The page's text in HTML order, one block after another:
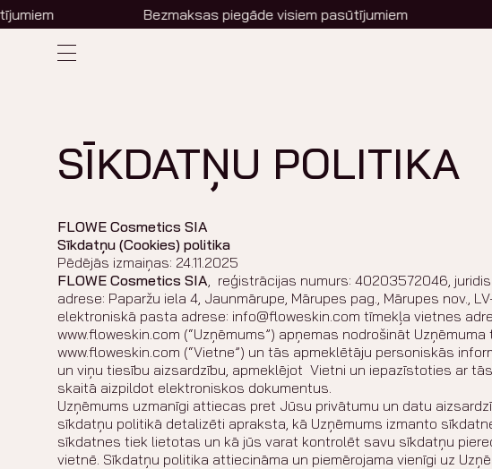
Bezmaksas piegāde visiem pasūtījumiem
SĪKDATŅU POLITIKA
FLOWE Cosmetics SIA
Sīkdatņu (Cookies) politika
Pēdējās izmaiņas: 24.11.2025
FLOWE Cosmetics SIA, reģistrācijas numurs: 40203572046,
adrese: Paparžu iela 4, Jaunmārupe, Mārupes pag., Mārupes nov.,
elektroniskā pasta adrese: info@floweskin.com tīmekļa vietnes
www.floweskin.com (“Uzņēmums”) apņemas nodrošināt
www.floweskin.com (“Vietne”) un tās apmeklētāju personiskās
un viņu tiesību aizsardzību, apmeklējot Vietni un iepazīstoties ar
skaitā aizpildot elektroniskos dokumentus.
Uzņēmums uzmanīgi attiecas pret Jūsu privātumu un datu
sīkdatņu politikā detalizēti apraksta, kā Uzņēmums izmanto
sīkdatnes tiek lietotas un kā jūs varat kontrolēt savu sīkdatņu
vietnē. Sīkdatņu politika attiecināma un piemērojama vienīgi uz